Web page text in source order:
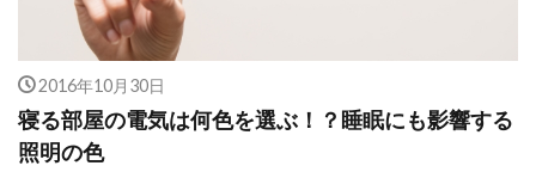
2016年10月30日
寝る部屋の電気は何色を選ぶ！？睡眠にも影響する
照明の色